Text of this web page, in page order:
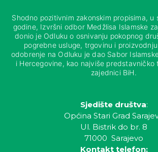
Shodno pozitivnim zakonskim propisima,
godine, Izvršni odbor Medžlisa Islamske
donio je Odluku o osnivanju pokopnog
pogrebne usluge, trgovinu i
odobrenje na Odluku je dao Sabor
i Hercegovine, kao najviše predstavničko
zajednici BiH.
Sjedište društva:
Općina Stari Grad
Ul. Bistrik do br. 8
71000 Sarajevo
Kontakt telefon: